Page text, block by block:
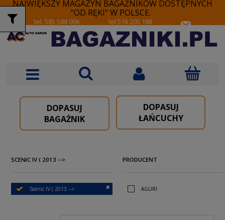
NAJWIĘKSZY MAGAZYN BAGAŻNIKÓW DOSTĘPNYCH
"OD RĘKI" W POLSCE.
tel. 585 588 006 tel.516 205 188
DOPASUJ
BAGAŻNIK
DOPASUJ
ŁAŃCUCHY
SCENIC IV ( 2013 -->
Scenic IV ( 2013 -->
PRODUCENT
AGURI